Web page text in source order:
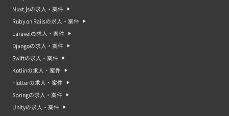
Nuxt.jsの求人・案件
Ruby on Railsの求人・案件
Laravelの求人・案件
Djangoの求人・案件
Swiftの求人・案件
Kotlinの求人・案件
Flutterの求人・案件
Springの求人・案件
Unityの求人・案件